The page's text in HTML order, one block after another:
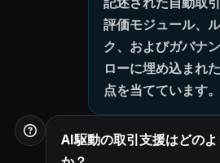
評価モジュール、
ク、およびガバナ
ローに埋め込まれ
点を当てています。
AI駆動の取引支援はどの